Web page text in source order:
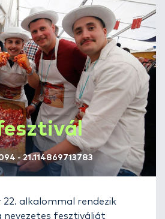
- 21.114869713783
alkalommal rendezik
nevezetes fesztiválját